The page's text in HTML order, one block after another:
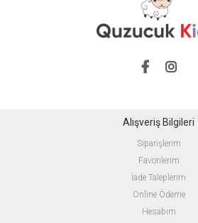
Alışveriş Bilgileri
Siparişlerim
Favorilerim
İade Taleplerim
Online Ödeme
Hesabım